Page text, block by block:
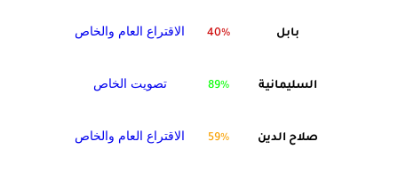
بابل 40% الاقتراع العام والخاص
السليمانية 89% تصويت الخاص
صلاح الدين 59% الاقتراع العام والخاص